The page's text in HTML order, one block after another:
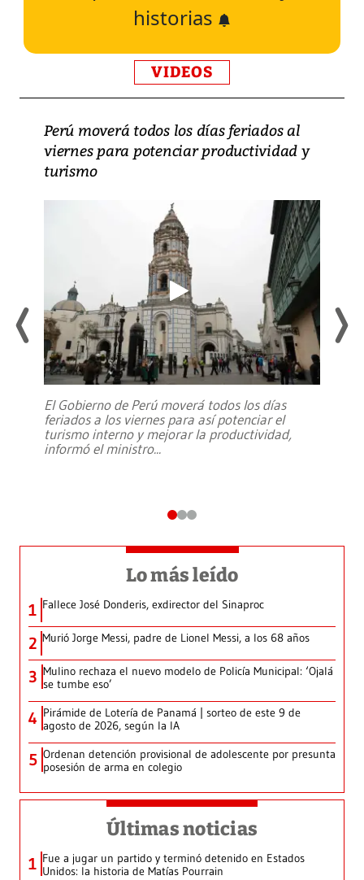
historias
VIDEOS
Perú moverá todos los días feriados al
viernes para potenciar productividad y
turismo
El Gobierno de Perú moverá todos los días
feriados a los viernes para así potenciar el
turismo interno y mejorar la productividad,
informó el ministro...
Lo más leído
1 Fallece José Donderis, exdirector del Sinaproc
2 Murió Jorge Messi, padre de Lionel Messi, a los 68 años
3 Mulino rechaza el nuevo modelo de Policía Municipal: ‘Ojalá
se tumbe eso’
4 Pirámide de Lotería de Panamá | sorteo de este 9 de
agosto de 2026, según la IA
5 Ordenan detención provisional de adolescente por presunta
posesión de arma en colegio
Últimas noticias
1 Fue a jugar un partido y terminó detenido en Estados
Unidos: la historia de Matías Pourrain